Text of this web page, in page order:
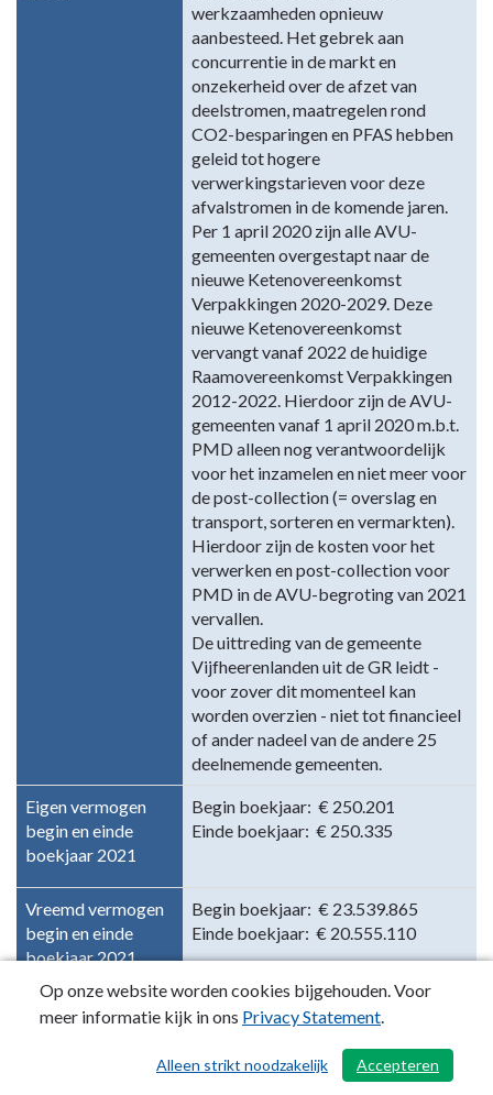
werkzaamheden opnieuw
aanbesteed. Het gebrek aan
concurrentie in de markt en
onzekerheid over de afzet van
deelstromen, maatregelen rond
CO2-besparingen en PFAS hebben
geleid tot hogere
verwerkingstarieven voor deze
afvalstromen in de komende jaren.
Per 1 april 2020 zijn alle AVU-
gemeenten overgestapt naar de
nieuwe Ketenovereenkomst
Verpakkingen 2020-2029. Deze
nieuwe Ketenovereenkomst
vervangt vanaf 2022 de huidige
Raamovereenkomst Verpakkingen
2012-2022. Hierdoor zijn de AVU-
gemeenten vanaf 1 april 2020 m.b.t.
PMD alleen nog verantwoordelijk
voor het inzamelen en niet meer voor
de post-collection (= overslag en
transport, sorteren en vermarkten).
Hierdoor zijn de kosten voor het
verwerken en post-collection voor
PMD in de AVU-begroting van 2021
vervallen.
De uittreding van de gemeente
Vijfheerenlanden uit de GR leidt -
voor zover dit momenteel kan
worden overzien - niet tot financieel
of ander nadeel van de andere 25
deelnemende gemeenten.
Eigen vermogen
begin en einde
boekjaar 2021
Begin boekjaar: € 250.201
Einde boekjaar: € 250.335
Vreemd vermogen
begin en einde
boekjaar 2021
Begin boekjaar: € 23.539.865
Einde boekjaar: € 20.555.110
Financieel resultaat
2021 (saldo van
Saldo van baten en lasten voor
belasting en onttrekking : € 104.811
Gerealiseerd resultaat: € 106.099
/ 503
Op onze website worden cookies bijgehouden. Voor
meer informatie kijk in ons Privacy Statement.
Accepteren
Alleen strikt noodzakelijk